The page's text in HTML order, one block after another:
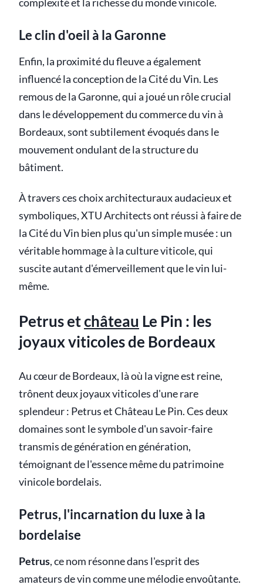
complexité et la richesse du monde vinicole.
Le clin d'oeil à la Garonne
Enfin, la proximité du fleuve a également
influencé la conception de la Cité du Vin. Les
remous de la Garonne, qui a joué un rôle crucial
dans le développement du commerce du vin à
Bordeaux, sont subtilement évoqués dans le
mouvement ondulant de la structure du
bâtiment.
À travers ces choix architecturaux audacieux et
symboliques, XTU Architects ont réussi à faire de
la Cité du Vin bien plus qu'un simple musée : un
véritable hommage à la culture viticole, qui
suscite autant d'émerveillement que le vin lui-
même.
Petrus etchâteau Le Pin : les
joyaux viticoles de Bordeaux
Au cœur de Bordeaux, là où la vigne est reine,
trônent deux joyaux viticoles d'une rare
splendeur : Petrus et Château Le Pin. Ces deux
domaines sont le symbole d'un savoir-faire
transmis de génération en génération,
témoignant de l'essence même du patrimoine
vinicole bordelais.
Petrus, l'incarnation du luxe à la
bordelaise
Petrus, ce nom résonne dans l'esprit des
amateurs de vin comme une mélodie envoûtante.